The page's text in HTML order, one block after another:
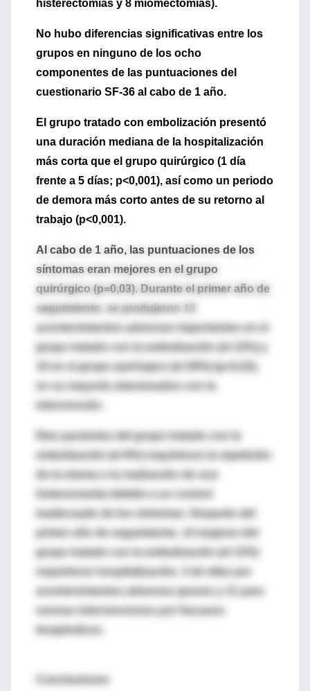
histerectomías y 8 miomectomías).
No hubo diferencias significativas entre los
grupos en ninguno de los ocho
componentes de las puntuaciones del
cuestionario SF-36 al cabo de 1 año.
El grupo tratado con embolización presentó
una duración mediana de la hospitalización
más corta que el grupo quirúrgico (1 día
frente a 5 días; p<0,001), así como un periodo
de demora más corto antes de su retorno al
trabajo (p<0,001).
Al cabo de 1 año, las puntuaciones de los
síntomas eran mejores en el grupo
quirúrgico (p=0,03). Durante el primer año de
seguimiento, se produjeron 13
acontecimientos adversos importantes en el
grupo tratado con la embolización (el 12%) y
10 en el grupo quirúrgico (el 20%) (p=0,22),
en su mayoría relacionados con la
intervención.
Diez pacientes del grupo tratado con la
embolización (el 9%) requirieron la repetición
de la misma o la realización de una
histerectomía debido a un control
inadecuado de los síntomas. Después del
primer año de seguimiento, 14 mujeres del
grupo tratado con la embolización (el 13%)
requirieron hospitalización, 3 de ellas por
acontecimientos adversos graves y 11 para
nuevas intervenciones por fracasos
terapéuticos.
Conclusiones